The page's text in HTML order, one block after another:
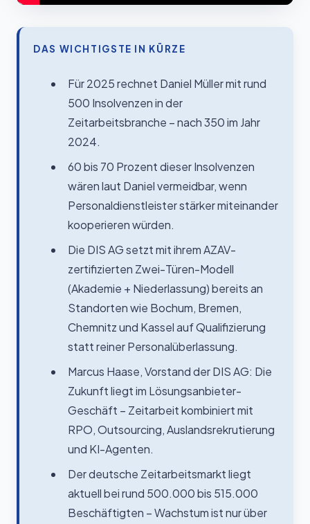
DAS WICHTIGSTE IN KÜRZE
Für 2025 rechnet Daniel Müller mit rund
500 Insolvenzen in der
Zeitarbeitsbranche – nach 350 im Jahr
2024.
60 bis 70 Prozent dieser Insolvenzen
wären laut Daniel vermeidbar, wenn
Personaldienstleister stärker miteinander
kooperieren würden.
Die DIS AG setzt mit ihrem AZAV-
zertifizierten Zwei-Türen-Modell
(Akademie + Niederlassung) bereits an
Standorten wie Bochum, Bremen,
Chemnitz und Kassel auf Qualifizierung
statt reiner Personalüberlassung.
Marcus Haase, Vorstand der DIS AG: Die
Zukunft liegt im Lösungsanbieter-
Geschäft – Zeitarbeit kombiniert mit
RPO, Outsourcing, Auslandsrekrutierung
und KI-Agenten.
Der deutsche Zeitarbeitsmarkt liegt
aktuell bei rund 500.000 bis 515.000
Beschäftigten – Wachstum ist nur über